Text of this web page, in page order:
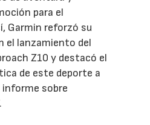
para el
Garmin reforzó su
el lanzamiento del
Z10 y destacó el
de este deporte a
sobre